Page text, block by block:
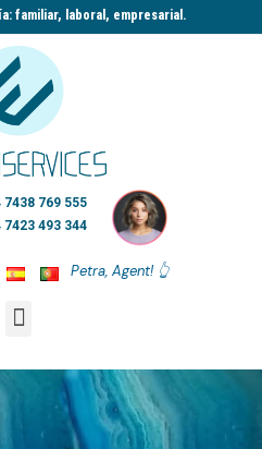
familiar, laboral, empresarial.​
7438 769 555
7423 493 344
Petra, Agent! 👆